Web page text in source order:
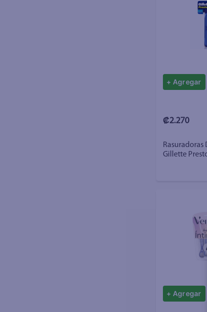
+ Agregar
₡2.270
Rasuradoras
Gillette
+ Agregar